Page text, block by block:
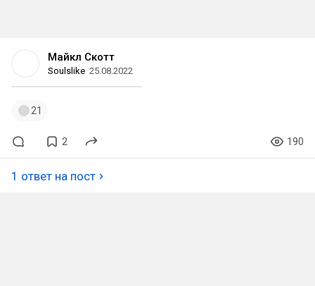
Майкл Скотт
Soulslike 25.08.2022
21
2 190
1 ответ на пост